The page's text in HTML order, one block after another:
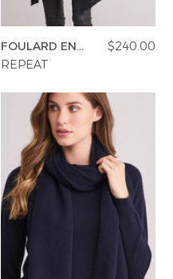
FOULARD EN
CACHEMIRE
$240.00
REPEAT